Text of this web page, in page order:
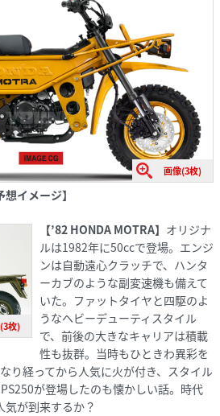
画像(3枚)
イメージ】
枚)
【’82 HONDA MOTRA】 オリジナ
ルは1982年に50ccで登場。エンジ
ンは自動遠心クラッチで、ハンタ
ーカブのような副変速機も備えて
いた。ファットタイヤと四駆のよ
うなヘビーデューティスタイル
で、前後の大きなキャリアは積載
性も抜群。当時もひときわ異彩を
り経ってから人気に火が付き、スタイル
が登場したのも懐かしい話。時代
気が到来するか？